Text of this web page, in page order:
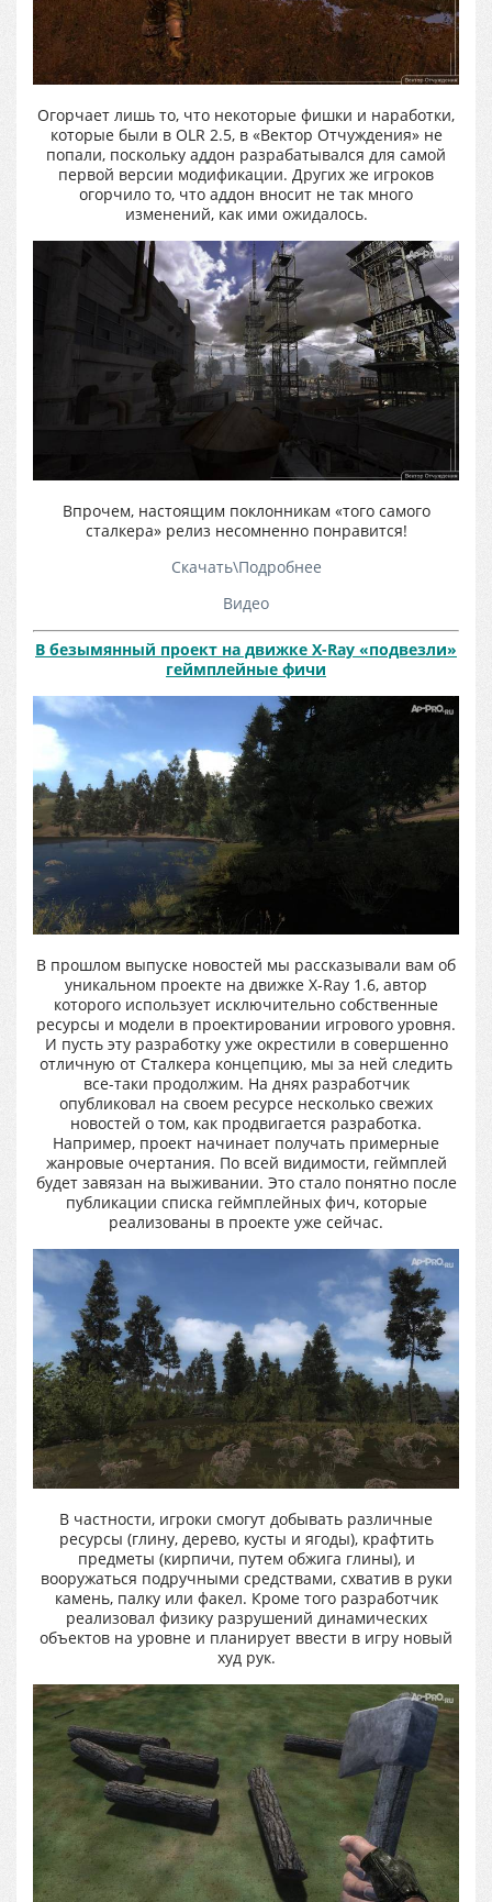
Огорчает лишь то, что некоторые фишки и наработки,
которые были в OLR 2.5, в «Вектор Отчуждения» не
попали, поскольку аддон разрабатывался для самой
первой версии модификации. Других же игроков
огорчило то, что аддон вносит не так много
изменений, как ими ожидалось.
Впрочем, настоящим поклонникам «того самого
сталкера» релиз несомненно понравится!
Скачать\Подробнее
Видео
В безымянный проект на движке X-Ray «подвезли»
геймплейные фичи
В прошлом выпуске новостей мы рассказывали вам об
уникальном проекте на движке X-Ray 1.6, автор
которого использует исключительно собственные
ресурсы и модели в проектировании игрового уровня.
И пусть эту разработку уже окрестили в совершенно
отличную от Сталкера концепцию, мы за ней следить
все-таки продолжим. На днях разработчик
опубликовал на своем ресурсе несколько свежих
новостей о том, как продвигается разработка.
Например, проект начинает получать примерные
жанровые очертания. По всей видимости, геймплей
будет завязан на выживании. Это стало понятно после
публикации списка геймплейных фич, которые
реализованы в проекте уже сейчас.
В частности, игроки смогут добывать различные
ресурсы (глину, дерево, кусты и ягоды), крафтить
предметы (кирпичи, путем обжига глины), и
вооружаться подручными средствами, схватив в руки
камень, палку или факел. Кроме того разработчик
реализовал физику разрушений динамических
объектов на уровне и планирует ввести в игру новый
худ рук.